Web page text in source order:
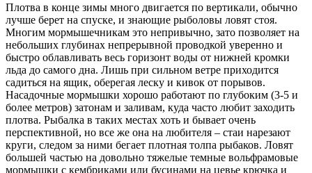
Плотва в конце зимы много двигается по вертикали, обычно
лучше берет на спуске, и знающие рыболовы ловят стоя.
Многим мормышечникам это непривычно, зато позволяет на
небольших глубинах непрерывной проводкой уверенно и
быстро облавливать весь горизонт воды от нижней кромки
льда до самого дна. Лишь при сильном ветре приходится
садиться на ящик, оберегая леску и кивок от порывов.
Насадочные мормышки хорошо работают по глубоким (3-5 и
более метров) затонам и заливам, куда часто любит заходить
плотва. Рыбалка в таких местах хоть и бывает очень
перспективной, но все же она на любителя – стаи нарезают
круги, следом за ними бегает плотная толпа рыбаков. Ловят
большей частью на довольно тяжелые темные вольфрамовые
мормышки с кембриками или бусинами на цевье крючка и